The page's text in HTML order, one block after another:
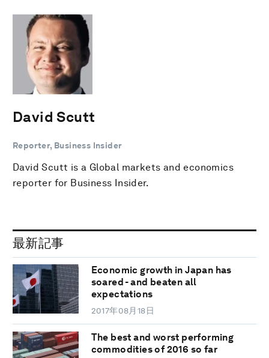
David Scutt
Reporter, Business Insider
David Scutt is a Global markets and economics
reporter for Business Insider.
最新記事
Economic growth in Japan has
soared - and beaten all
expectations
2017年08月18日
The best and worst performing
commodities of 2016 so far